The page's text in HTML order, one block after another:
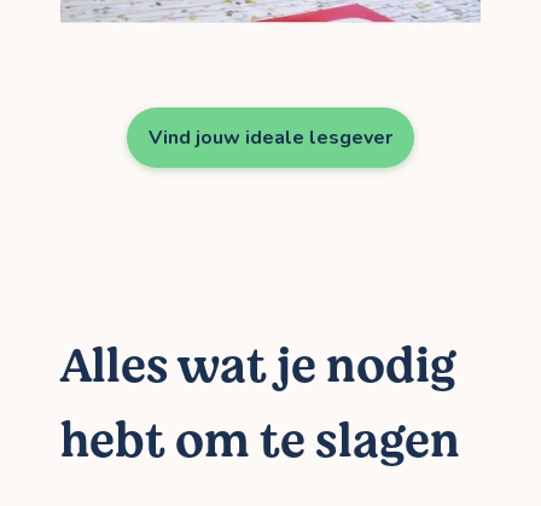
Vind jouw ideale lesgever
Alles wat je nodig
hebt om te slagen